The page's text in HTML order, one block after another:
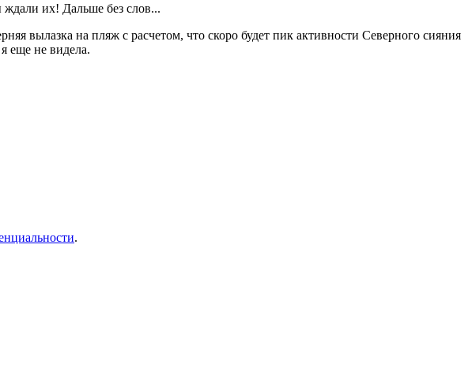
их! Дальше без слов...
вылазка на пляж с расчетом, что скоро будет пик активности Северного сияния
еще не видела.
.